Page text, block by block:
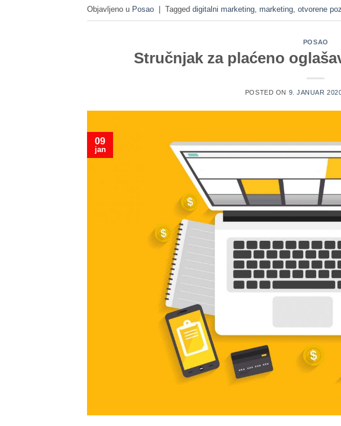
Objavljeno u Posao Tagged digitalni marketing, marketing, otvorene
POSAO
Stručnjak za plaćeno
POSTED ON 9. JANUAR
09
jan